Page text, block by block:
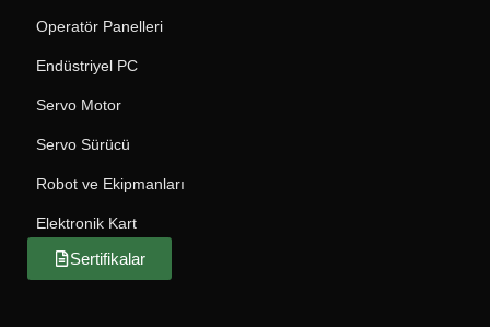
Operatör Panelleri
Endüstriyel PC
Servo Motor
Servo Sürücü
Robot ve Ekipmanları
Elektronik Kart
Sertifikalar